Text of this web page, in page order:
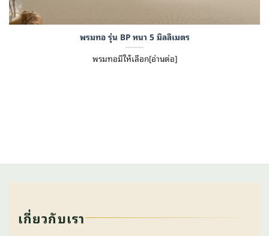
พรมทอ รุ่น BP หนา 5 มิลลิเมตร
พรมทอมีให้เลือก[อ่านต่อ]
เกี่ยวกับเรา